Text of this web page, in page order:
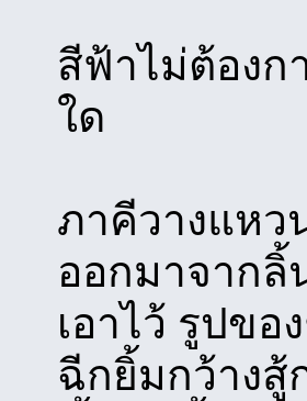
สีฟ้าไม่ต้องก
ใด
ภาคีวางแหว
ออกมาจากลิ้
เอาไว้ รูปข
ฉีกยิ้มกว้างสู้